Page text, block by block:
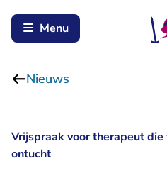
Menu
Nieuws
Vrijspraak voor therapeut
ontucht